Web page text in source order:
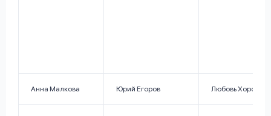
Анна Малкова Юрий Егоров Любовь Хоротова